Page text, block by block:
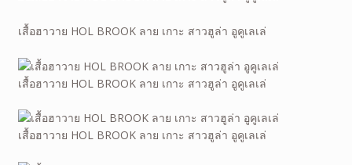
เสื้อฮาวาย HOL BROOK ลาย เกาะ สาวฮูล่า อูคูเลเล่
เสื้อฮาวาย HOL BROOK ลาย เกาะ สาวฮูล่า อูคูเลเล่
เสื้อฮาวาย HOL BROOK ลาย เกาะ สาวฮูล่า อูคูเลเล่